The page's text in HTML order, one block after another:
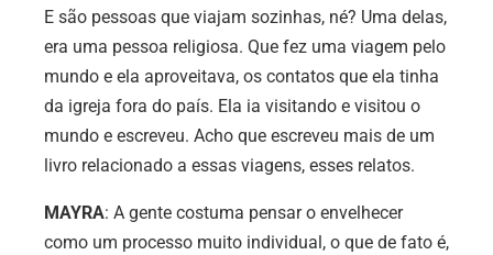
E são pessoas que viajam sozinhas, né? Uma delas,
era uma pessoa religiosa. Que fez uma viagem pelo
mundo e ela aproveitava, os contatos que ela tinha
da igreja fora do país. Ela ia visitando e visitou o
mundo e escreveu. Acho que escreveu mais de um
livro relacionado a essas viagens, esses relatos.
MAYRA: A gente costuma pensar o envelhecer
como um processo muito individual, o que de fato é,